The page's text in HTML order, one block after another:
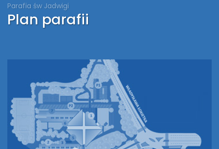
Parafia św Jadwigi
Plan parafii